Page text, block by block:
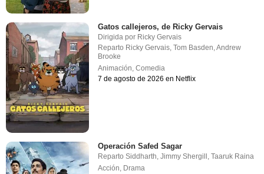
Gatos callejeros, de Ricky Gervais
Dirigida por Ricky Gervais
Reparto Ricky Gervais,Tom Basden,Andrew
Brooke
Animación,Comedia
7 de agosto de 2026 en Netflix
Operación Safed Sagar
RepartoSiddharth,Jimmy Shergill ,Taaruk Raina
Acción, Drama